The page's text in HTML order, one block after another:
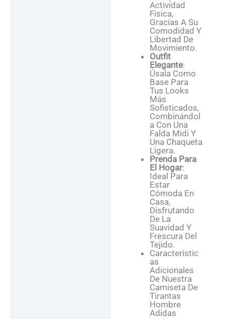
Actividad
Física,
Gracias A Su
Comodidad Y
Libertad De
Movimiento.
Outfit
Elegante:
Úsala Como
Base Para
Tus Looks
Más
Sofisticados,
Combinándol
A Con Una
Falda Midi Y
Una Chaqueta
Ligera.
Prenda Para
El Hogar:
Ideal Para
Estar
Cómoda En
Casa,
Disfrutando
De La
Suavidad Y
Frescura Del
Tejido.
Característic
As
Adicionales
De Nuestra
Camiseta De
Tirantas
Hombre
Adidas